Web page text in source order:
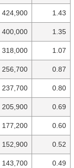
424,900 1.43
400,000 1.35
318,000 1.07
256,700 0.87
237,700 0.80
205,900 0.69
177,200 0.60
152,900 0.52
143,700 0.49